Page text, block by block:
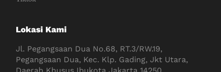
Lokasi Kami
Jl. Pegangsaan Dua No.68, RT.3/RW.19,
Pegangsaan Dua, Kec. Klp. Gading, Jkt Utara,